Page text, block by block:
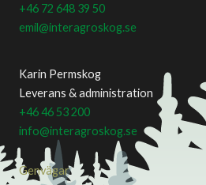
+46 72 648 39 50
emil@interagroskog.se
Karin Permskog
Leverans & administration
+46 46 53 200
info@interagroskog.se
Genvägar